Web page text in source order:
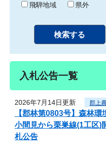
飛騨地域
県外
入札公告一覧
2026年7月14日更新 郡上
【郡林第0803号】森林
小間見から栗巣線(1工区)
札公告